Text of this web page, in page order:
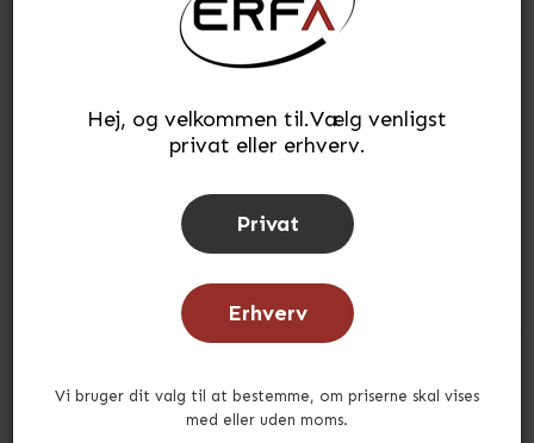
Hej, og velkommen til.Vælg venligst
privat eller erhverv.
Privat
Erhverv
Vi bruger dit valg til at bestemme, om priserne skal vises
med eller uden moms.
kr.
Læg i kurv
Tilføj til ønskeliste
Tid for afsendelse:
ca. 3-5 hverdage